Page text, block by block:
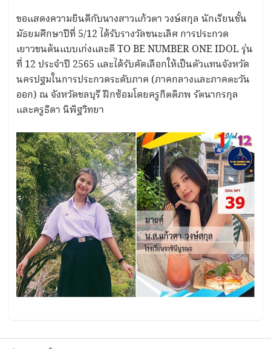
ขอแสดงความยินดีกับนางสาวแก้วตา วงษ์สกุล นักเรียนชั้น
มัธยมศึกษาปีที่ 5/12 ได้รับรางวัลชนะเลิศ การประกวด
เยาวชนต้นแบบเก่งและดี TO BE NUMBER ONE IDOL รุ่น
ที่ 12 ประจำปี 2565 และได้รับคัดเลือกให้เป็นตัวแทนจังหวัด
นครปฐมในการประกวดระดับภาค (ภาคกลางและภาคตะวัน
ออก) ณ จังหวัดชลบุรี ฝึกซ้อมโดยครูกิตติภพ รัตนากรกุล
และครูธิดา นิพิฐวิทยา